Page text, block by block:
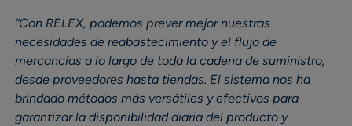
“Con RELEX, podemos prever mejor nuestras
necesidades de reabastecimiento y el flujo de
mercancías a lo largo de toda la cadena de suministro,
desde proveedores hasta tiendas. El sistema nos ha
brindado métodos más versátiles y efectivos para
garantizar la disponibilidad diaria del producto y